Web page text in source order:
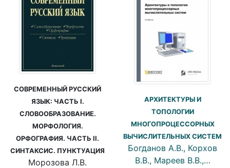
СОВРЕМЕННЫЙ РУССКИЙ
ЯЗЫК: ЧАСТЬ I.
СЛОВООБРАЗОВАНИЕ.
МОРФОЛОГИЯ.
ОРФОГРАФИЯ. ЧАСТЬ II.
СИНТАКСИС. ПУНКТУАЦИЯ
Морозова Л.В.
АРХИТЕКТУРЫ И
ТОПОЛОГИИ
МНОГОПРОЦЕССОРНЫХ
ВЫЧИСЛИТЕЛЬНЫХ СИСТЕМ
Богданов А.В., Корхов
В.В., Мареев В.В.,…